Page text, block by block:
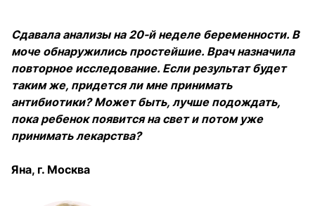
Сдавала анализы на 20-й неделе беременности. В
моче обнаружились простейшие. Врач назначила
повторное исследование. Если результат будет
таким же, придется ли мне принимать
антибиотики? Может быть, лучше подождать,
пока ребенок появится на свет и потом уже
принимать лекарства?
Яна, г. Москва